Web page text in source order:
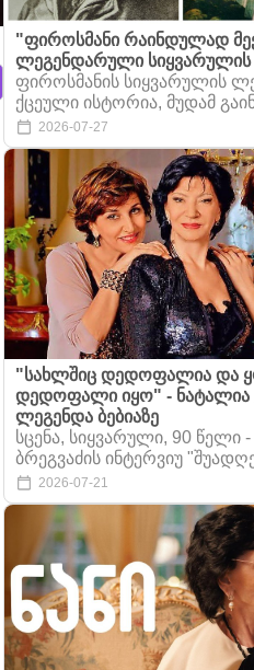
"ფიროსმანი რაინდულად
ლეგენდარული სიყვარულის
ფიროსმანის სიყვარულის
ქცეული ისტორია, მუდამ
2026-07-27
"სახლშიც დედოფალია და
დედოფალი იყო" - ნატალია
ლეგენდა ბებიაზე
სცენა, სიყვარული, 90 წელი -
ბრეგვაძის ინტერვიუ
2026-07-21